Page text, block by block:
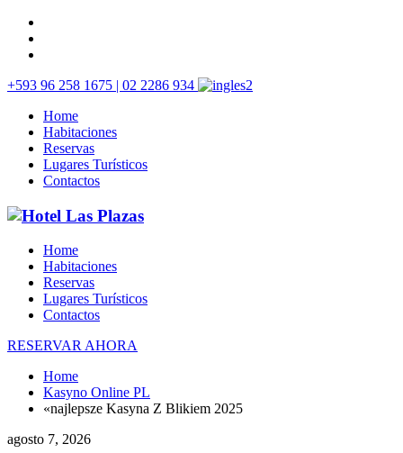
+593 96 258 1675 | 02 2286 934
Home
Habitaciones
Reservas
Lugares Turísticos
Contactos
Home
Habitaciones
Reservas
Lugares Turísticos
Contactos
RESERVAR AHORA
Home
Kasyno Online PL
«najlepsze Kasyna Z Blikiem 2025
agosto 7, 2026